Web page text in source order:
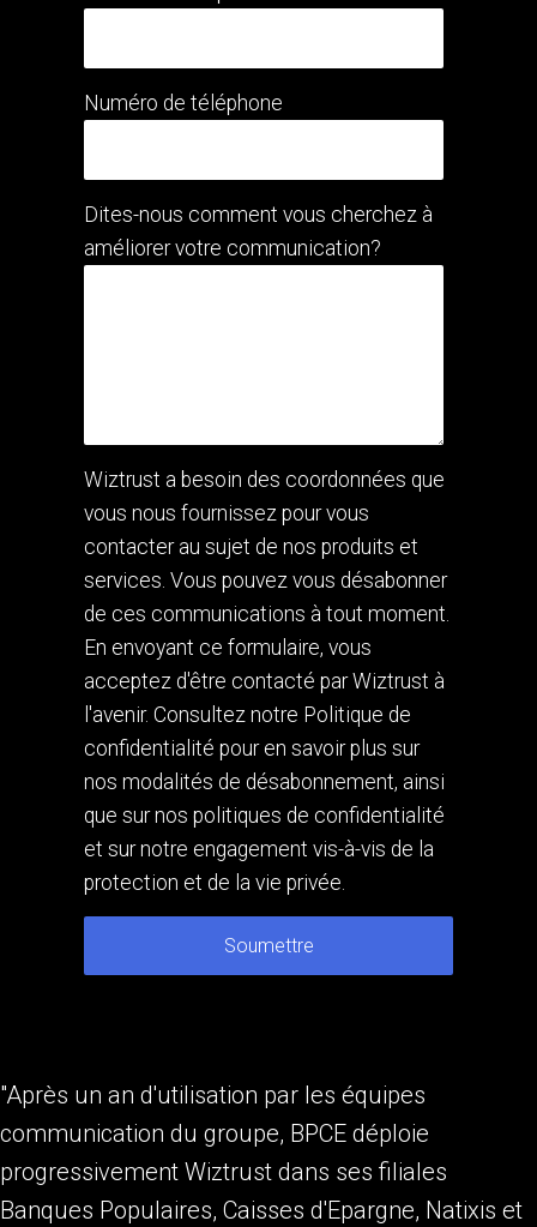
Numéro de téléphone
Dites-nous comment vous cherchez à
améliorer votre communication?
Wiztrust a besoin des coordonnées que
vous nous fournissez pour vous
contacter au sujet de nos produits et
services. Vous pouvez vous désabonner
de ces communications à tout moment.
En envoyant ce formulaire, vous
acceptez d'être contacté par Wiztrust à
l'avenir. Consultez notre Politique de
confidentialité pour en savoir plus sur
nos modalités de désabonnement, ainsi
que sur nos politiques de confidentialité
et sur notre engagement vis-à-vis de la
protection et de la vie privée.
"Après un an d'utilisation par les équipes
communication du groupe, BPCE déploie
progressivement Wiztrust dans ses filiales
Banques Populaires, Caisses d'Epargne, Natixis et